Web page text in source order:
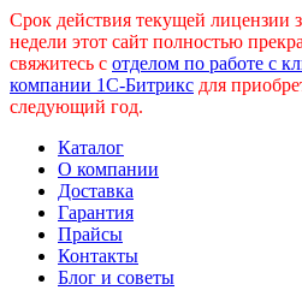
Срок действия текущей лицензии
недели этот сайт полностью
свяжитесь с отделом по работе с
компании 1С-Битрикс для
следующий год.
Каталог
О компании
Доставка
Гарантия
Прайсы
Контакты
Блог и советы